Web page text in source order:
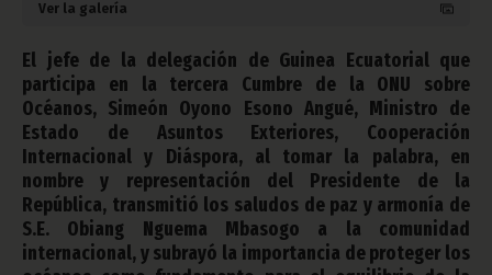
Ver la galería
El jefe de la delegación de Guinea Ecuatorial que
participa en la tercera Cumbre de la ONU sobre
Océanos, Simeón Oyono Esono Angué, Ministro de
Estado de Asuntos Exteriores, Cooperación
Internacional y Diáspora, al tomar la palabra, en
nombre y representación del Presidente de la
República, transmitió los saludos de paz y armonía de
S.E. Obiang Nguema Mbasogo a la comunidad
internacional, y subrayó la importancia de proteger los